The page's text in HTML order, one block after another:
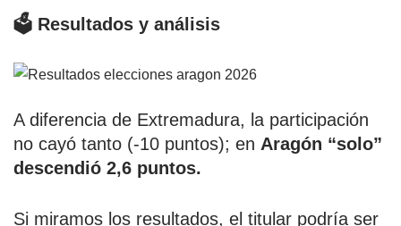
🗳️ Resultados y análisis
A diferencia de Extremadura, la participación
no cayó tanto (-10 puntos); en Aragón “solo”
descendió 2,6 puntos.
Si miramos los resultados, el titular podría ser